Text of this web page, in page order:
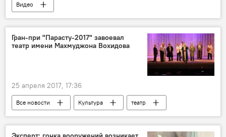
Видео
Бессмертный полк Таджикистан - 2026
Бессмертный полк - 2026
9 мая - День Победы в Великой Отечественной войне
Гран-при "Парасту-2017" завоевал
театр имени Махмуджона Вохидова
25 апреля 2017, 17:36
Все новости Культура
театр
приз
Новости Душанбе